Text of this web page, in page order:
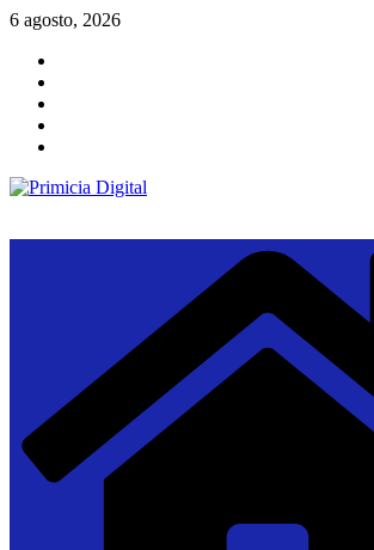
Saltar
contenido
6 agosto, 2026